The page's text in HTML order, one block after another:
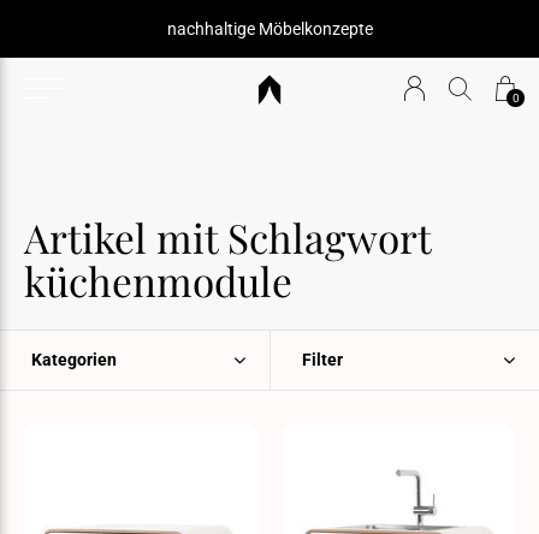
0
nachhaltige Möbelkonzepte
Artikel mit Schlagwort
küchenmodule
Kategorien Filter